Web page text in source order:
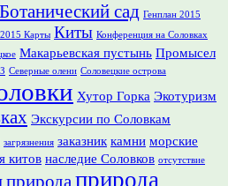
Ботанический сад Генплан 2015
Карты Киты Конференция на Соловках
Макарьевская пустынь Промысел
Северные олени Соловецкие острова
Хутор Горка Экотуризм
Экскурсии по Соловкам
загрязнения заказник камни морские
китов наследие Соловков отсутствие
природа